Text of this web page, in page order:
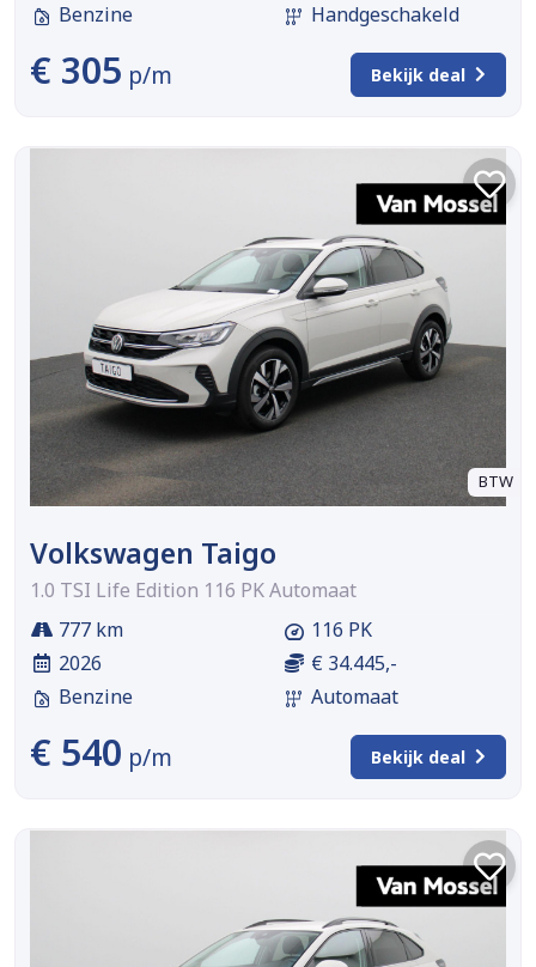
Benzine
Handgeschakeld
€ 305 p/m Bekijk deal
BTW
Volkswagen Taigo
1.0 TSI Life Edition 116 PK Automaat
777 km
2026
Benzine
116 PK
€ 34.445,-
Automaat
€ 540 p/m Bekijk deal